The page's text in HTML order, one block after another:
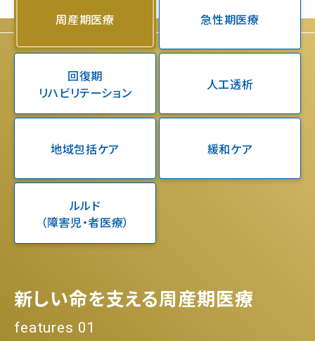
周産期医療 急性期医療
回復期
リハビリテーション
人工透析
地域包括ケア 緩和ケア
ルルド
（障害児・者医療）
新しい命を支える周産期医療
features 01